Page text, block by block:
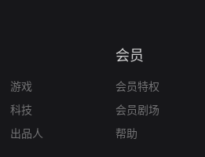
游戏
科技
出品人
会员
会员特权
会员剧场
帮助